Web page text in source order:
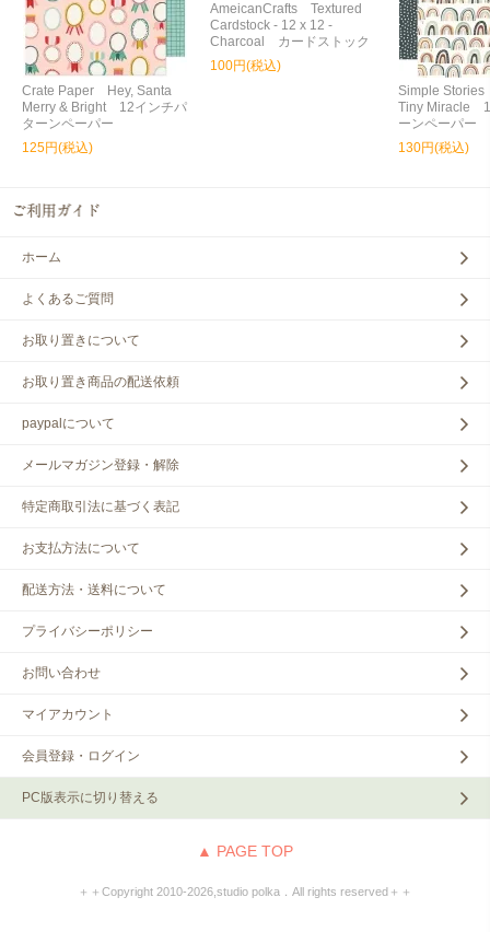
Crate Paper Hey, Santa
Merry & Bright 12インチパ
ターンペーパー
125円(税込)
AmeicanCrafts Textured
Cardstock - 12 x 12 -
Charcoal カードストック
100円(税込)
Simple
Tiny Miracle
ーンペーパー
130円(税込)
ホーム
よくあるご質問
お取り置きについて
お取り置き商品の配送依頼
paypalについて
メールマガジン登録・解除
特定商取引法に基づく表記
お支払方法について
配送方法・送料について
プライバシーポリシー
お問い合わせ
マイアカウント
会員登録・ログイン
PC版表示に切り替える
▲ PAGE TOP
＋＋Copyright 2010‐2026,studio polka．All rights reserved＋＋